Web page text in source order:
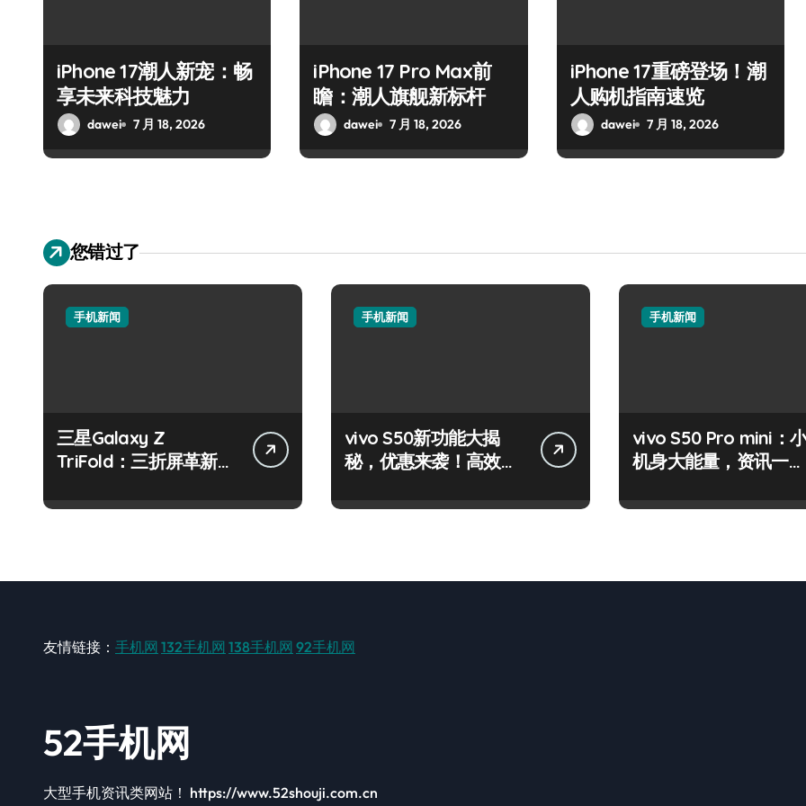
iPhone 17潮人新宠：畅
享未来科技魅力
dawei 7 月 18, 2026
iPhone 17 Pro Max前
瞻：潮人旗舰新标杆
dawei 7 月 18, 2026
iPhone 17重磅登场！潮
人购机指南速览
dawei 7 月 18, 2026
您错过了
手机新闻
三星Galaxy Z
TriFold：三折屏革新，
手机新闻
vivo S50新功能大揭
秘，优惠来袭！高效玩
手机新闻
vivo S50 Pro mini：
机身大能量，资讯一手
友情链接： 手机网 132手机网 138手机网 92手机网
52手机网
大型手机资讯类网站！ https://www.52shouji.com.cn